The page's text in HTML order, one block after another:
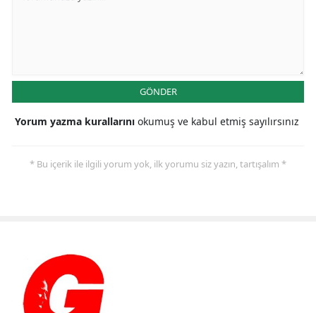
GÖNDER
Yorum yazma kurallarını okumuş ve kabul etmiş sayılırsınız
* Bu içerik ile ilgili yorum yok, ilk yorumu siz yazın, tartışalım *